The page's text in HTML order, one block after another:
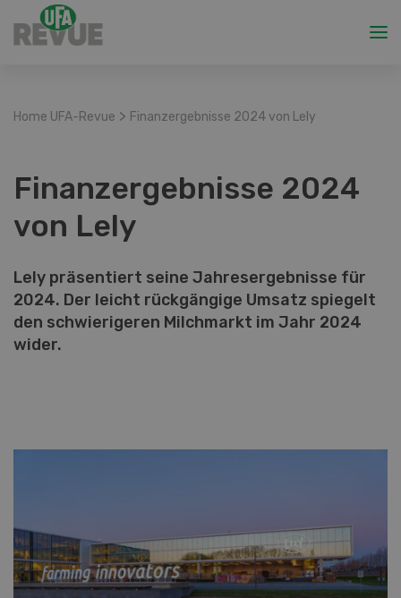
Home UFA-Revue > Finanzergebnisse 2024 von Lely
Finanzergebnisse 2024
von Lely
Lely präsentiert seine Jahresergebnisse für
2024. Der leicht rückgängige Umsatz spiegelt
den schwierigeren Milchmarkt im Jahr 2024
wider.